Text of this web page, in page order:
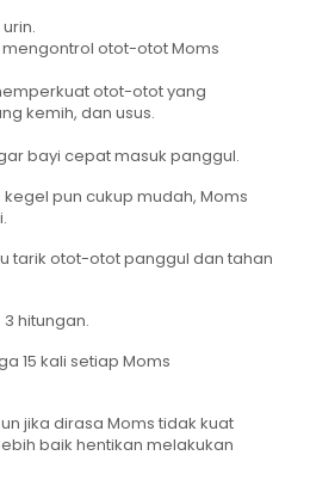
otot-otot Moms
otot-otot yang
kemih, dan usus.
bayi cepat masuk panggul.
pun cukup mudah, Moms
tarik otot-otot panggul dan tahan
hitungan.
15 kali setiap Moms
jika dirasa Moms tidak kuat
baik hentikan melakukan